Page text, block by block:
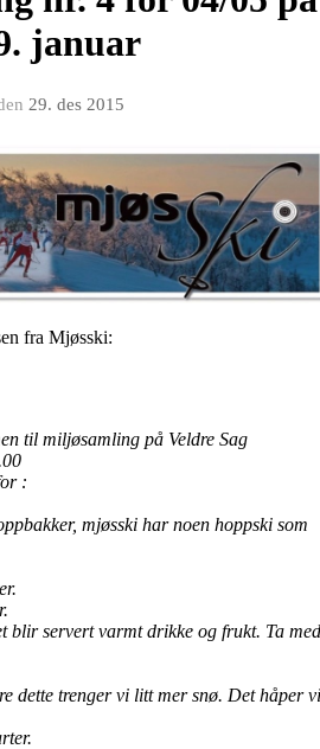
januar
29. des 2015
fra Mjøsski:
til miljøsamling på Veldre Sag
:
mjøsski har noen hoppski som
blir servert varmt drikke og frukt. Ta med
dette trenger vi litt mer snø. Det håper vi